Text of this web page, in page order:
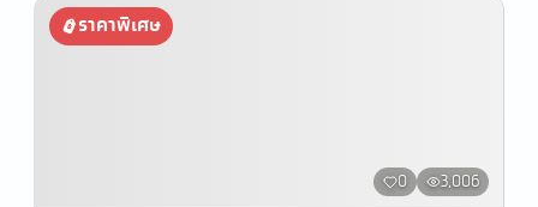
ราคาพิเศษ
0 3,006